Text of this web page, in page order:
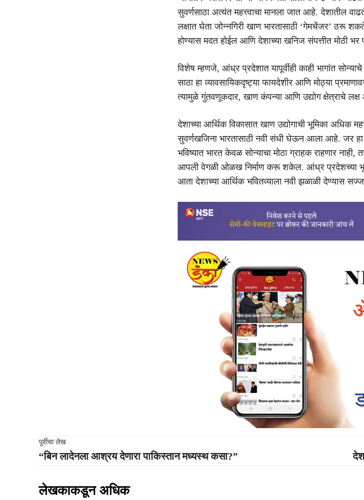
सुवर्णसाठा अत्यंत महत्त्वाचा मानला जात आहे. देशातील
लक्षात घेता जोन्नगिरी खाण भारतासाठी ‘गेमचेंजर’ ठरू
होण्यास मदत होईल आणि देशाच्या खनिज संपत्तीत मोठी
विशेष म्हणजे, आंध्र प्रदेशात यापूर्वीही काही भागांत
साठा हा व्यावसायिकदृष्ट्या फायदेशीर आणि मोठ्या
त्यामुळे गुंतवणूकदार, खाण कंपन्या आणि उद्योग क्षेत्राचे
देशाच्या आर्थिक विकासात खाण उद्योगाची भूमिका अधिक
सुवर्णखजिना भारतासाठी नवी संधी घेऊन आला आहे. जर
भविष्यात भारत केवळ सोन्याचा मोठा ग्राहक राहणार नाही,
आपली वेगळी ओळख निर्माण करू शकेल. आंध्र प्रदेशच्या
आता देशाच्या आर्थिक भवितव्याला नवी झळाळी देण्यास
पूर्वीचा लेख
“बिन लादेनला आश्रय देणारा पाकिस्तान मध्यस्थ कसा?”
लेखकाकडून अधिक